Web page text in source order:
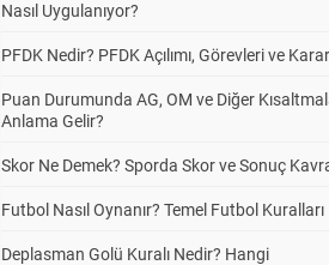
Nasıl Uygulanıyor?
PFDK Nedir? PFDK Açılımı, Görevleri ve
Puan Durumunda AG, OM ve Diğer
Anlama Gelir?
Skor Ne Demek? Sporda Skor ve Sonuç
Futbol Nasıl Oynanır? Temel Futbol Kuralları
Deplasman Golü Kuralı Nedir? Hangi